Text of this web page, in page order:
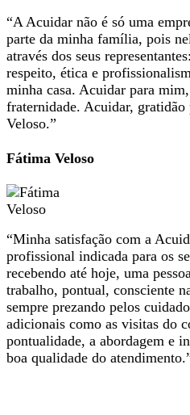
“A Acuidar não é só uma
parte da minha família, pois
através dos seus
respeito, ética e
minha casa. Acuidar para
fraternidade. Acuidar,
Veloso.”
Fátima Veloso
“Minha satisfação com a
profissional indicada para os
recebendo até hoje, uma
trabalho, pontual, consciente
sempre prezando pelos
adicionais como as visitas do
pontualidade, a abordagem e
boa qualidade do